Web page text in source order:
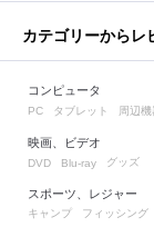
カテゴリーからレ
コンピュータ
PC タブレット 周辺機
映画、ビデオ
DVD Blu-ray グッズ
スポーツ、レジャー
キャンプ フィッシング